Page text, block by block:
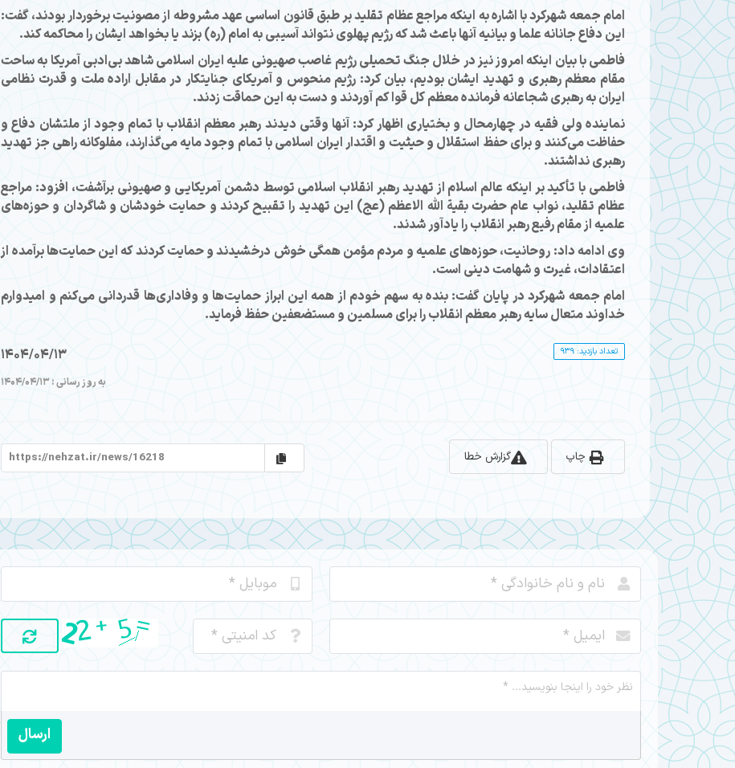
امام جمعه شهرکرد با اشاره به اینکه مراجع عظام تقلید بر طبق قانون اساسی عهد مشروطه از مصونیت برخوردار بودند، گفت:
این دفاع جانانه علما و بیانیه آنها باعث شد که رژیم پهلوی نتواند آسیبی به امام (ره) بزند یا بخواهد ایشان را محاکمه کند.
فاطمی با بیان اینکه امروز نیز در خلال جنگ تحمیلی رژیم غاصب صهیونی علیه ایران اسلامی شاهد بی‌ادبی آمریکا به ساحت
مقام معظم رهبری و تهدید ایشان بودیم، بیان کرد: رژیم منحوس و آمریکای جنایتکار در مقابل اراده ملت و قدرت نظامی
ایران به رهبری شجاعانه فرمانده معظم کل قوا کم آوردند و دست به این حماقت زدند.
نماینده ولی فقیه در چهارمحال و بختیاری اظهار کرد: آنها وقتی دیدند رهبر معظم انقلاب با تمام وجود از ملتشان دفاع و
حفاظت می‌کنند و برای حفظ استقلال و حیثیت و اقتدار ایران اسلامی با تمام وجود مایه می‌گذارند، مفلوکانه راهی جز تهدید
رهبری نداشتند.
فاطمی با تأکید بر اینکه عالم اسلام از تهدید رهبر انقلاب اسلامی توسط دشمن آمریکایی و صهیونی برآشفت، افزود: مراجع
عظام تقلید، نواب عام حضرت بقیة الله الاعظم (عج) این تهدید را تقبیح کردند و حمایت خودشان و شاگردان و حوزه‌های
علمیه از مقام رفیع رهبر انقلاب را یادآور شدند.
وی ادامه داد: روحانیت، حوزه‌های علمیه و مردم مؤمن همگی خوش درخشیدند و حمایت کردند که این حمایت‌ها برآمده از
اعتقادات، غیرت و شهامت دینی است.
امام جمعه شهرکرد در پایان گفت: بنده به سهم خودم از همه این ابراز حمایت‌ها و وفاداری‌ها قدردانی می‌کنم و امیدوارم
خداوند متعال سایه رهبر معظم انقلاب را برای مسلمین و مستضعفین حفظ فرماید.
1404/04/13
به روز رسانی : 1404/04/13
تعداد بازدید: 939
گزارش خطا چاپ
ارسال